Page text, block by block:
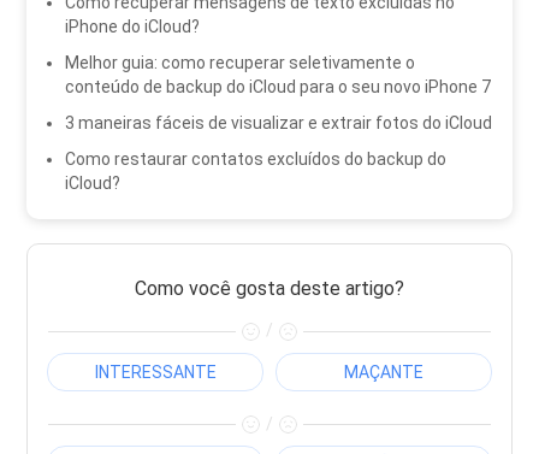
iPhone do iCloud?
Melhor guia: como recuperar seletivamente o
conteúdo de backup do iCloud para o seu novo iPhone 7
3 maneiras fáceis de visualizar e extrair fotos do iCloud
Como restaurar contatos excluídos do backup do
iCloud?
Como você gosta deste artigo?
/
INTERESSANTE MAÇANTE
/